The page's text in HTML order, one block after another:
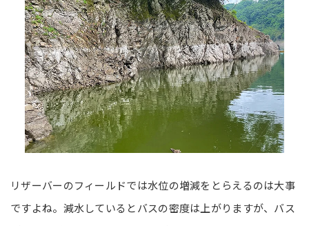
リザーバーのフィールドでは水位の増減をとらえるのは大事
ですよね。減水しているとバスの密度は上がりますが、バス